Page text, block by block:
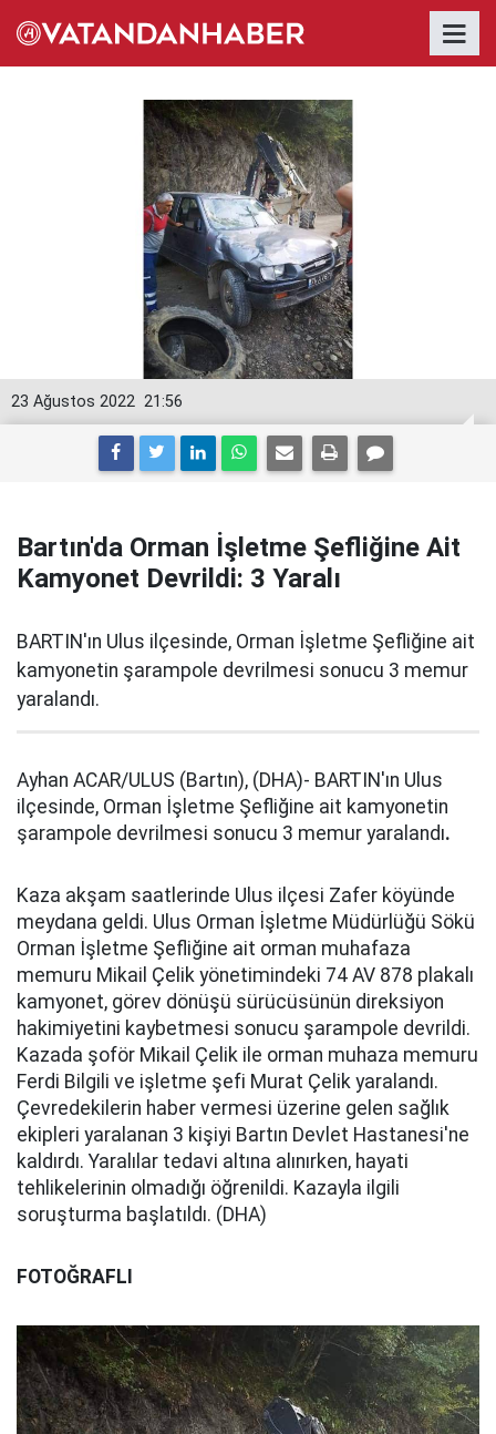
21:56
23 Ağustos 2022
Bartın'da Orman İşletme Şefliğine Ait
Kamyonet Devrildi: 3 Yaralı
BARTIN'ın Ulus ilçesinde, Orman İşletme Şefliğine ait
kamyonetin şarampole devrilmesi sonucu 3 memur
yaralandı.
Ayhan ACAR/ULUS (Bartın), (DHA)- BARTIN'ın Ulus
ilçesinde, Orman İşletme Şefliğine ait kamyonetin
şarampole devrilmesi sonucu 3 memur yaralandı.
Kaza akşam saatlerinde Ulus ilçesi Zafer köyünde
meydana geldi. Ulus Orman İşletme Müdürlüğü Sökü
Orman İşletme Şefliğine ait orman muhafaza
memuru Mikail Çelik yönetimindeki 74 AV 878 plakalı
kamyonet, görev dönüşü sürücüsünün direksiyon
hakimiyetini kaybetmesi sonucu şarampole devrildi.
Kazada şoför Mikail Çelik ile orman muhaza memuru
Ferdi Bilgili ve işletme şefi Murat Çelik yaralandı.
Çevredekilerin haber vermesi üzerine gelen sağlık
ekipleri yaralanan 3 kişiyi Bartın Devlet Hastanesi'ne
kaldırdı. Yaralılar tedavi altına alınırken, hayati
tehlikelerinin olmadığı öğrenildi. Kazayla ilgili
soruşturma başlatıldı. (DHA)
FOTOĞRAFLI